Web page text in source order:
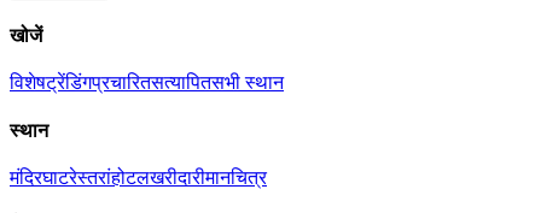
खोजें
विशेषट्रेंडिंगप्रचारितसत्यापितसभी स्थान
स्थान
मंदिरघाटरेस्तरांहोटलखरीदारीमानचित्र